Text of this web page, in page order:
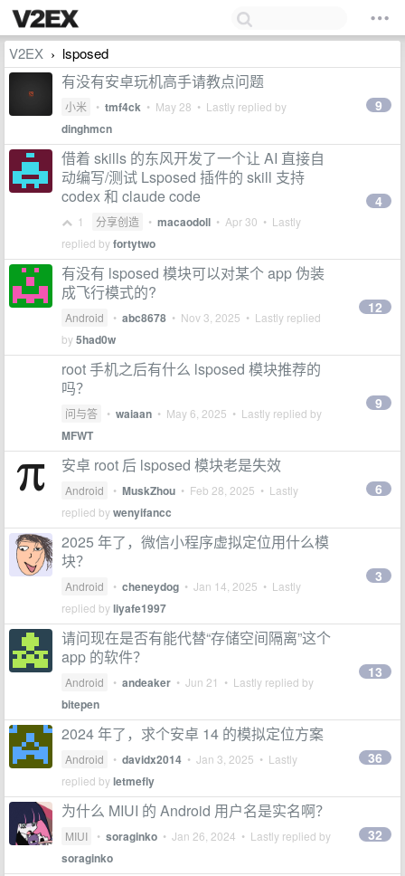
V2EX › lsposed
有没有安卓玩机高手请教点问题
小米 • tmf4ck • May 28 • Lastly replied by
dinghmcn
9
借着 skills 的东风开发了一个让 AI 直接自
动编写/测试 Lsposed 插件的 skill 支持
codex 和 claude code
1 分享创造 • macaodoll • Apr 30 • Lastly
replied byfortytwo
4
有没有 lsposed 模块可以对某个 app 伪装
成飞行模式的?
Android • abc8678 • Nov 3, 2025 • Lastly replied
by5had0w
12
root 手机之后有什么 lsposed 模块推荐的
吗？
问与答 • waiaan • May 6, 2025 • Lastly replied by
MFWT
9
安卓 root 后 lsposed 模块老是失效
Android • MuskZhou • Feb 28, 2025 • Lastly
replied bywenyifancc
6
2025 年了，微信小程序虚拟定位用什么模
块？
Android • cheneydog • Jan 14, 2025 • Lastly
replied byliyafe1997
3
请问现在是否有能代替“存储空间隔离”这个
app 的软件？
Android • andeaker • Jun 21 • Lastly replied by
bitepen
13
2024 年了，求个安卓 14 的模拟定位方案
Android • davidx2014 • Jan 3, 2025 • Lastly
replied byletmefly
36
为什么 MIUI 的 Android 用户名是实名啊？
MIUI • soraginko • Jan 26, 2024 • Lastly replied by
soraginko
32